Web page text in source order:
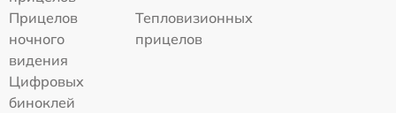
Прицелов
ночного
видения
Тепловизионных
прицелов
Цифровых
биноклей